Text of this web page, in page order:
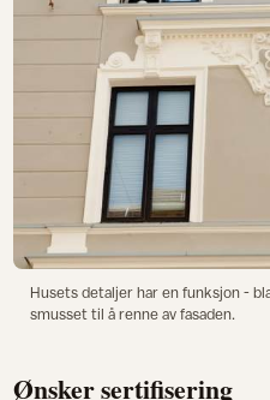
Husets detaljer har en funksjon -
smusset til å renne av fasaden.
Ønsker sertifisering